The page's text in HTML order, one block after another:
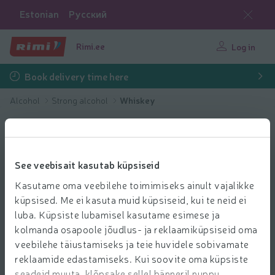
See veebisait kasutab küpsiseid
Kasutame oma veebilehe toimimiseks ainult vajalikke
küpsised. Me ei kasuta muid küpsiseid, kui te neid ei
luba. Küpsiste lubamisel kasutame esimese ja
kolmanda osapoole jõudlus- ja reklaamiküpsiseid oma
veebilehe täiustamiseks ja teie huvidele sobivamate
reklaamide edastamiseks. Kui soovite oma küpsiste
Estonian Русский
Rimi.ee Log in
Book delivery time here
Alcohol Strong alcohol Whiskey